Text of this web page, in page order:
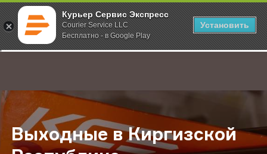
Курьер Сервис Экспресс
Courier Service LLC
Бесплатно - в Google Play
Установить
;
Главная О компании Новости Выходные в Киргизской
Выходные в Киргизской